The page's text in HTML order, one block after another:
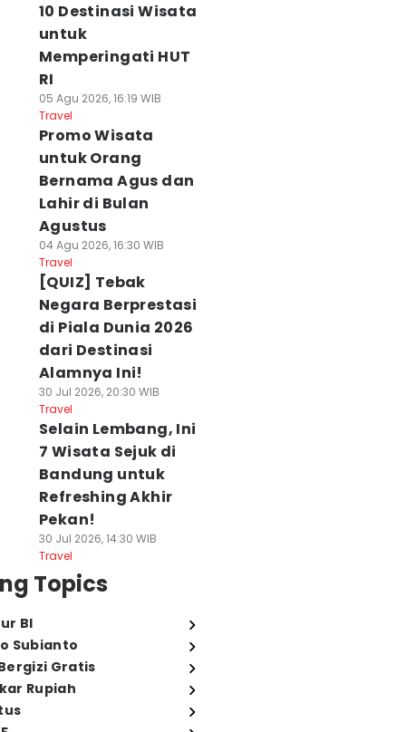
10 Destinasi Wisata
untuk
Memperingati HUT
RI
05 Agu 2026, 16:19 WIB
Travel
Promo Wisata
untuk Orang
Bernama Agus dan
Lahir di Bulan
Agustus
04 Agu 2026, 16:30 WIB
Travel
[QUIZ] Tebak
Negara Berprestasi
di Piala Dunia 2026
dari Destinasi
Alamnya Ini!
30 Jul 2026, 20:30 WIB
Travel
Selain Lembang, Ini
7 Wisata Sejuk di
Bandung untuk
Refreshing Akhir
Pekan!
30 Jul 2026, 14:30 WIB
Travel
Topics
BI
Subianto
Gratis
Rupiah